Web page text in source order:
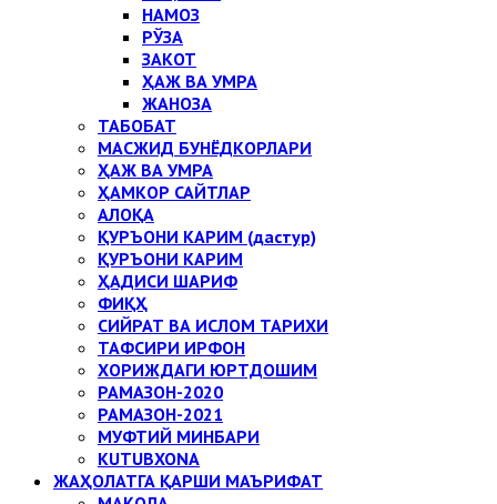
НАМОЗ
РЎЗА
ЗАКОТ
ҲАЖ ВА УМРА
ЖАНОЗА
ТАБОБАТ
МАСЖИД БУНЁДКОРЛАРИ
ҲАЖ ВА УМРА
ҲАМКОР САЙТЛАР
АЛОҚА
ҚУРЪОНИ КАРИМ (дастур)
ҚУРЪОНИ КАРИМ
ҲАДИСИ ШАРИФ
ФИҚҲ
СИЙРАТ ВА ИСЛОМ ТАРИХИ
ТАФСИРИ ИРФОН
ХОРИЖДАГИ ЮРТДОШИМ
РАМАЗОН-2020
РАМАЗОН-2021
МУФТИЙ МИНБАРИ
KUTUBXONA
ЖАҲОЛАТГА ҚАРШИ МАЪРИФАТ